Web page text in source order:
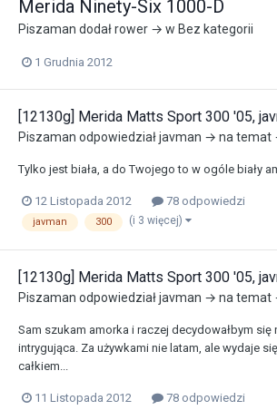
Merida Ninety-Six 1000-D
Piszaman dodał rower → w Bez kategorii
1 Grudnia 2012
[12130g] Merida Matts Sport 300 '05,
Piszaman odpowiedziałjavman → na temat
Tylko jest biała, a do Twojego to w ogóle biały
12 Listopada 2012 78 odpowiedzi
javman 300 (i 3 więcej)
[12130g] Merida Matts Sport 300 '05,
Piszaman odpowiedziałjavman → na temat
Sam szukam amorka i raczej decydowałbym się
intrygująca. Za używkami nie latam, ale wydaje
całkiem...
11 Listopada 2012 78 odpowiedzi